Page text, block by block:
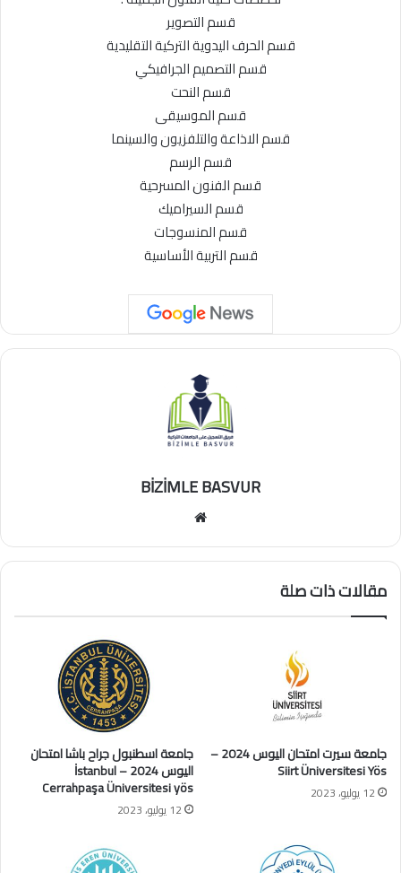
قسم التصوير
قسم الحرف اليدوية التركية التقليدية
قسم التصميم الجرافيكي
قسم النحت
قسم الموسيقى
قسم الاذاعة والتلفزيون والسينما
قسم الرسم
قسم الفنون المسرحية
قسم السيراميك
قسم المنسوجات
قسم التربية الأساسية
BİZİMLE BASVUR
مقالات ذات صلة
جامعة سيرت امتحان اليوس 2024 –
Siirt Üniversitesi Yös
12 يوليو، 2023
جامعة اسطنبول جراح باشا امتحان
اليوس 2024 – İstanbul
Cerrahpaşa Üniversitesi yös
12 يوليو، 2023